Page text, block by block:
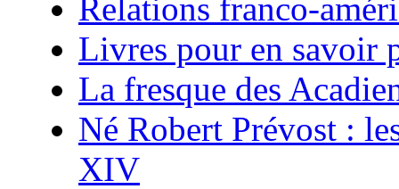
Relations franco-
Livres pour en savoir
La fresque des
Né Robert Prévost :
XIV